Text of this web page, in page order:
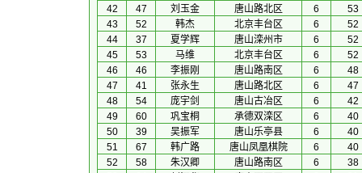
42
47 刘玉金 唐山路北区 6
53
43
52 韩杰 北京丰台区 6
52
44
37 夏学辉 唐山滦州市 6
52
45
53 马维 北京丰台区 6
52
46
46 李振刚 唐山路南区 6
48
47
41 张永生 唐山路北区 6
47
48
54 庞宇剑 唐山古冶区 6
42
49
60 巩宝桐 承德双滦区 6
40
50
39 吴振军 唐山乐亭县 6
40
51
67 韩广路 唐山凤凰棋院 6
40
52
58 朱汉卿 唐山路南区 6
38